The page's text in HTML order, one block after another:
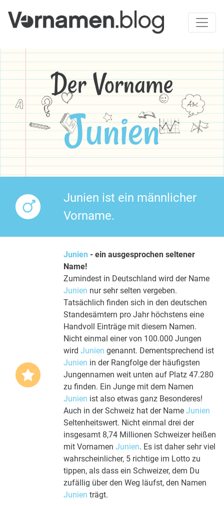
Der Vorname
Junien
Junien ist ein männlicher
Vorname.
Junien - ein ausgesprochen seltener
Name!
Zumindest in Deutschland wird der Name
Junien nur sehr selten vergeben.
Tatsächlich finden sich in den deutschen
Standesämtern pro Jahr höchstens eine
Handvoll Einträge mit diesem Namen.
Nicht einmal einer von 100.000 Jungen
wird Junien genannt. Dementsprechend ist
Junien in der Rangfolge der häufigsten
Jungennamen weit unten auf Platz 47.280
zu finden. Ein Junge mit dem Namen
Junien ist also etwas ganz Besonderes!
Auch in der Schweiz hat der Name Junien
Seltenheitswert. Nicht einmal drei der
insgesamt 8,74 Millionen Schweizer heißen
mit Vornamen Junien. Es ist daher sehr viel
wahrscheinlicher, 5 richtige im Lotto zu
tippen, als dass ein Schweizer, dem Du
zufällig über den Weg läufst, den Namen
Junien trägt.